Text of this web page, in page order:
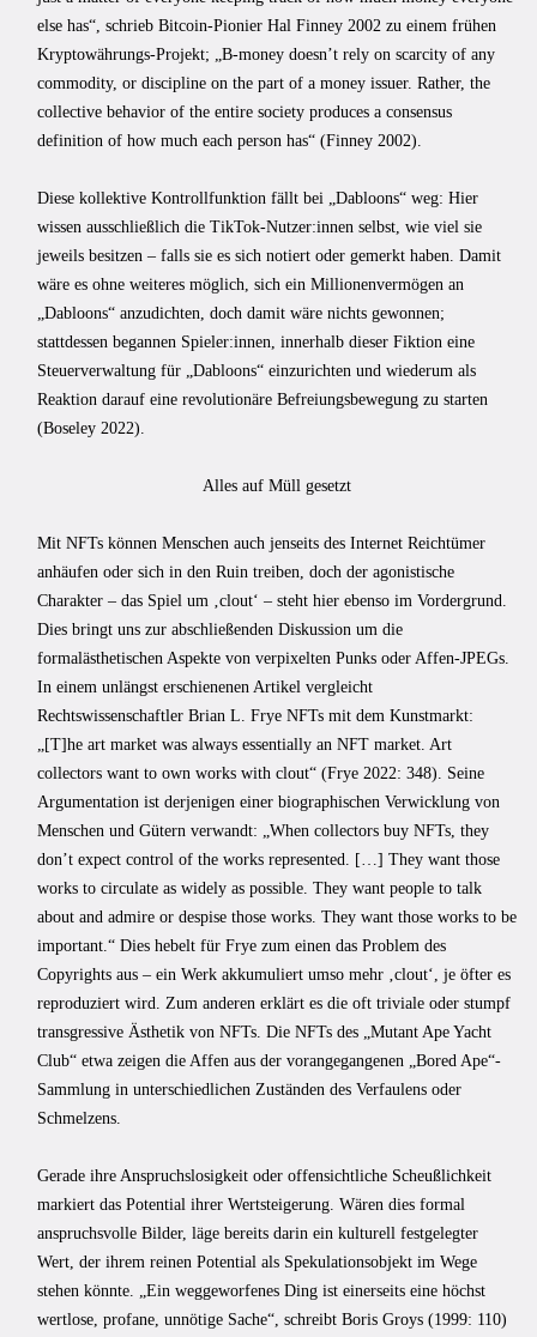
else has“, schrieb Bitcoin-Pionier Hal Finney 2002 zu einem frühen
Kryptowährungs-Projekt; „B-money doesn’t rely on scarcity of any
commodity, or discipline on the part of a money issuer. Rather, the
collective behavior of the entire society produces a consensus
definition of how much each person has“ (Finney 2002).
Diese kollektive Kontrollfunktion fällt bei „Dabloons“ weg: Hier
wissen ausschließlich die TikTok-Nutzer:innen selbst, wie viel sie
jeweils besitzen – falls sie es sich notiert oder gemerkt haben. Damit
wäre es ohne weiteres möglich, sich ein Millionenvermögen an
„Dabloons“ anzudichten, doch damit wäre nichts gewonnen;
stattdessen begannen Spieler:innen, innerhalb dieser Fiktion eine
Steuerverwaltung für „Dabloons“ einzurichten und wiederum als
Reaktion darauf eine revolutionäre Befreiungsbewegung zu starten
(Boseley 2022).
Alles auf Müll gesetzt
Mit NFTs können Menschen auch jenseits des Internet Reichtümer
anhäufen oder sich in den Ruin treiben, doch der agonistische
Charakter – das Spiel um ‚clout‘ – steht hier ebenso im Vordergrund.
Dies bringt uns zur abschließenden Diskussion um die
formalästhetischen Aspekte von verpixelten Punks oder Affen-JPEGs.
In einem unlängst erschienenen Artikel vergleicht
Rechtswissenschaftler Brian L. Frye NFTs mit dem Kunstmarkt:
„[T]he art market was always essentially an NFT market. Art
collectors want to own works with clout“ (Frye 2022: 348). Seine
Argumentation ist derjenigen einer biographischen Verwicklung von
Menschen und Gütern verwandt: „When collectors buy NFTs, they
don’t expect control of the works represented. […] They want those
works to circulate as widely as possible. They want people to talk
about and admire or despise those works. They want those works to be
important.“ Dies hebelt für Frye zum einen das Problem des
Copyrights aus – ein Werk akkumuliert umso mehr ‚clout‘, je öfter es
reproduziert wird. Zum anderen erklärt es die oft triviale oder stumpf
transgressive Ästhetik von NFTs. Die NFTs des „Mutant Ape Yacht
Club“ etwa zeigen die Affen aus der vorangegangenen „Bored Ape“-
Sammlung in unterschiedlichen Zuständen des Verfaulens oder
Schmelzens.
Gerade ihre Anspruchslosigkeit oder offensichtliche Scheußlichkeit
markiert das Potential ihrer Wertsteigerung. Wären dies formal
anspruchsvolle Bilder, läge bereits darin ein kulturell festgelegter
Wert, der ihrem reinen Potential als Spekulationsobjekt im Wege
stehen könnte. „Ein weggeworfenes Ding ist einerseits eine höchst
wertlose, profane, unnötige Sache“, schreibt Boris Groys (1999: 110)